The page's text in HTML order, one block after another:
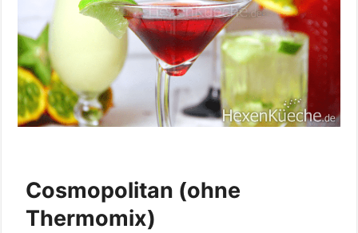
Cosmopolitan (ohne
Thermomix)